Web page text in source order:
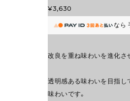
¥3,630
なら
改良を重ね味わいを進化さ
透明感ある味わいを目指し
味わいです。